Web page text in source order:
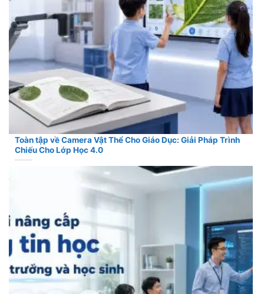
Toàn tập về Camera Vật Thể Cho Giáo Dục: Giải Pháp Trình
Chiếu Cho Lớp Học 4.0